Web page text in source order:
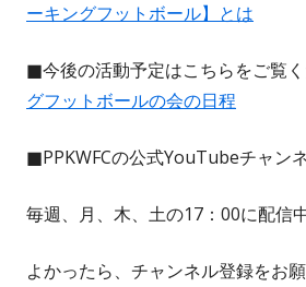
ーキングフットボール】とは
■今後の活動予定はこちらをご覧
グフットボールの会の日程
■PPKWFCの公式YouTubeチャン
毎週、月、木、土の17：00に配信
よかったら、チャンネル登録をお願